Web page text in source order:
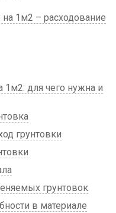
на 1м2 – расходование
1м2: для чего нужна и
грунтовки
грунтовок
в материале